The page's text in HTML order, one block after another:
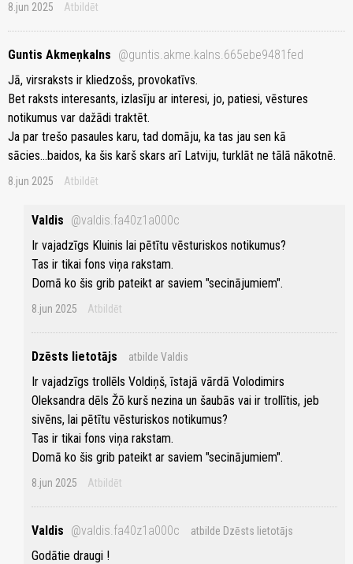
8.jun 2025 Atbildēt
Guntis Akmeņkalns @guntis.akme.kalns.665ebe9481fed
Jā, virsraksts ir kliedzošs, provokatīvs.
Bet raksts interesants, izlasīju ar interesi, jo, patiesi, vēstures
notikumus var dažādi traktēt.
Ja par trešo pasaules karu, tad domāju, ka tas jau sen kā
sācies...baidos, ka šis karš skars arī Latviju, turklāt ne tālā nākotnē.
8.jun 2025 Atbildēt
Valdis @valdis.fa40z1a000c
Ir vajadzīgs Kluinis lai pētītu vēsturiskos notikumus?
Tas ir tikai fons viņa rakstam.
Domā ko šis grib pateikt ar saviem "secinājumiem".
8.jun 2025 Atbildēt
Dzēsts lietotājs atbilde Valdis
Ir vajadzīgs trollēls Voldiņš, īstajā vārdā Volodimirs
Oleksandra dēls Žō kurš nezina un šaubās vai ir trollītis, jeb
sivēns, lai pētītu vēsturiskos notikumus?
Tas ir tikai fons viņa rakstam.
Domā ko šis grib pateikt ar saviem "secinājumiem".
8.jun 2025 Atbildēt
Valdis @valdis.fa40z1a000c atbilde Dzēsts lietotājs
Godātie draugi !